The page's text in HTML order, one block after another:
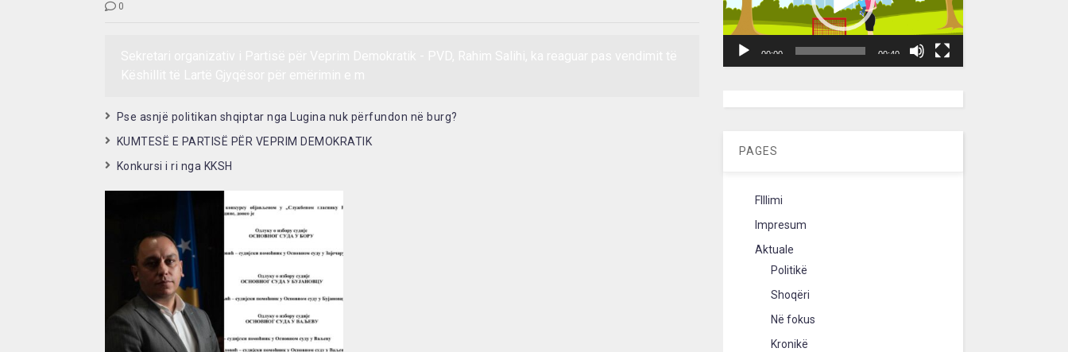
0
Pse asnjë politikan shqiptar nga Lugina nuk përfundon në burg?
KUMTESË E PARTISË PËR VEPRIM DEMOKRATIK
Konkursi i ri nga KKSH
00:00 00:40
PAGES
FIllimi
Impresum
Aktuale
Politikë
Shoqëri
Në fokus
Kronikë